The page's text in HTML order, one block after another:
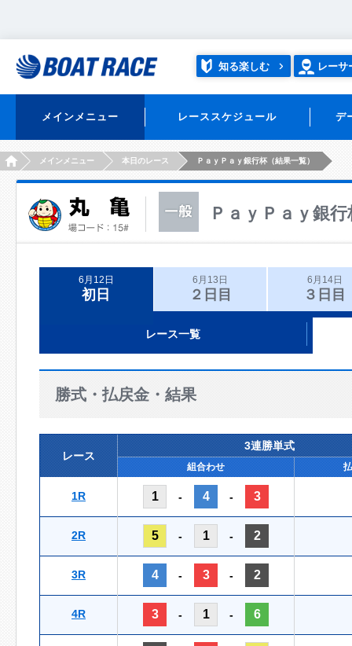
知る楽しむ レーサ
メインメニュー レーススケジュール デ
HOMEメインメニュー 本日のレース ＰａｙＰａｙ銀行杯（結果一覧）
ＰａｙＰａｙ銀行
6月12日
初日
6月13日
２日目
6月14日
３日目
レース一覧
勝式・払戻金・結果
レース
3連勝単式
組合わせ
1R 1 - 4 - 3
2R 5 - 1 - 2
3R 4 - 3 - 2
4R 3 - 1 - 6